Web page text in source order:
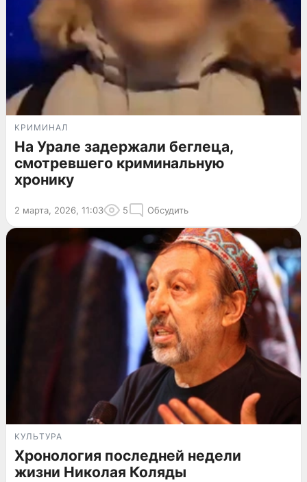
КРИМИНАЛ
На Урале задержали беглеца,
смотревшего криминальную
хронику
2 марта, 2026, 11:03 5 Обсудить
КУЛЬТУРА
Хронология последней недели
жизни Николая Коляды